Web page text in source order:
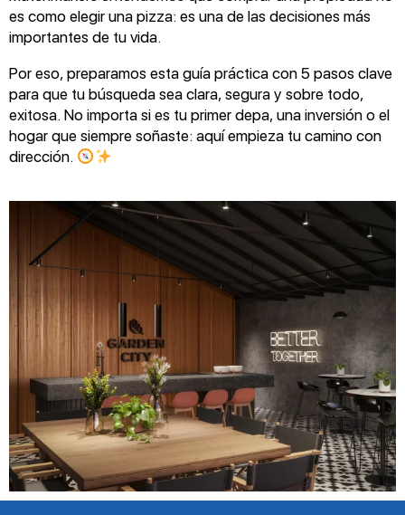
es como elegir una pizza: es una de las decisiones más
importantes de tu vida.
Por eso, preparamos esta guía práctica con 5 pasos clave
para que tu búsqueda sea clara, segura y sobre todo,
exitosa. No importa si es tu primer depa, una inversión o el
hogar que siempre soñaste: aquí empieza tu camino con
dirección.